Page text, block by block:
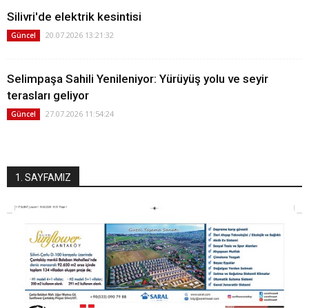
Silivri'de elektrik kesintisi
Güncel 20.07.2026 13:21:32
Selimpaşa Sahili Yenileniyor: Yürüyüş yolu ve seyir
terasları geliyor
Güncel 27.07.2026 11:54:24
1. SAYFAMIZ